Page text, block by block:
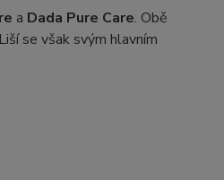
a Dada Pure Care. Obě
se však svým hlavním